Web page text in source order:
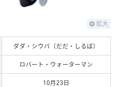
拡大
ダダ・シウバ（だだ・しるば）
ロバート・ウォーターマン
10月23日